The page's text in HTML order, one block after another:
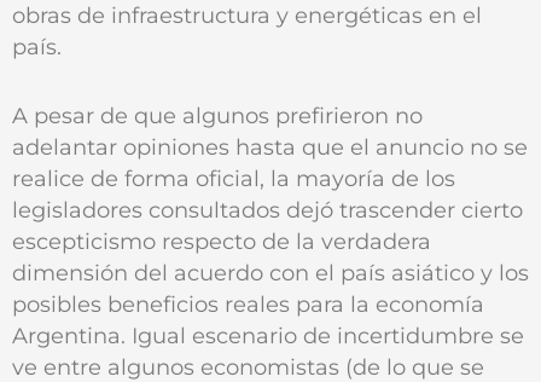
obras de infraestructura y energéticas en el
país.
A pesar de que algunos prefirieron no
adelantar opiniones hasta que el anuncio no se
realice de forma oficial, la mayoría de los
legisladores consultados dejó trascender cierto
escepticismo respecto de la verdadera
dimensión del acuerdo con el país asiático y los
posibles beneficios reales para la economía
Argentina. Igual escenario de incertidumbre se
ve entre algunos economistas (de lo que se